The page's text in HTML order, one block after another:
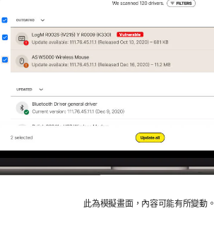
此為模擬畫面，內容可能有所變動。